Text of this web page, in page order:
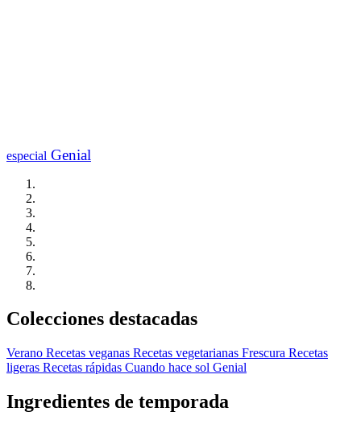
especial Genial
Colecciones destacadas
Verano Recetas veganas Recetas vegetarianas Frescura Recetas
ligeras Recetas rápidas Cuando hace sol Genial
Ingredientes de temporada